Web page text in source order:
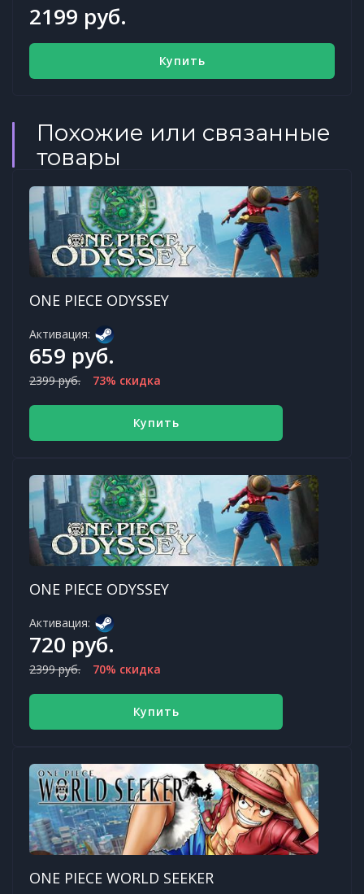
2199 руб.
Купить
Похожие или связанные
товары
ONE PIECE ODYSSEY
Активация:
659 руб.
2399 руб. 73% скидка
Купить
ONE PIECE ODYSSEY
Активация:
720 руб.
2399 руб. 70% скидка
Купить
ONE PIECE WORLD SEEKER